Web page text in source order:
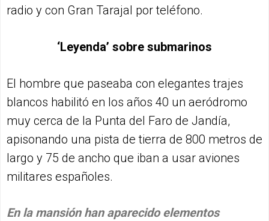
radio y con Gran Tarajal por teléfono.
‘Leyenda’ sobre submarinos
El hombre que paseaba con elegantes trajes
blancos habilitó en los años 40 un aeródromo
muy cerca de la Punta del Faro de Jandía,
apisonando una pista de tierra de 800 metros de
largo y 75 de ancho que iban a usar aviones
militares españoles.
En la mansión han aparecido elementos